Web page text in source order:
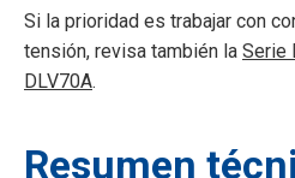
Si la prioridad es trabajar con
tensión, revisa también la Serie
DLV70A.
Resumen